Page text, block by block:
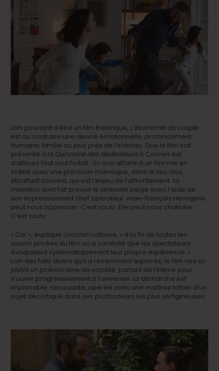
Loin pourtant d’être un film théorique, L’économie du couple
est au contraire une œuvre émotionnelle, profondément
humaine, filmée au plus près de l’individu. Que le film soit
présenté à la Quinzaine des réalisateurs à Cannes est
d’ailleurs tout sauf fortuit : on a ici affaire à un film mis en
scène avec une précision maniaque, dans le lieu clos,
étouffant souvent, qui est l’enjeu de l’affrontement. La
maestria dont fait preuve le cinéaste belge avec l’aide de
son impressionnant chef opérateur Jean-François Hensgens
peut nous oppresser. C’est voulu. Elle peut nous chahuter.
C’est voulu.
« Car », explique Joachim Lafosse, « à la fin de toutes les
visions privées du film on a constaté que les spectateurs
évoquaient systématiquement leur propre expérience. »
Loin des faits divers qu’il a récemment explorés, le film vise ici
plutôt un phénomène de société, partant de l’intime pour
s’ouvrir progressivement à l’universel. La démarche est
implacable, secouante, opérée avec une maîtrise totale d’un
sujet décortiqué dans ses profondeurs les plus vertigineuses.